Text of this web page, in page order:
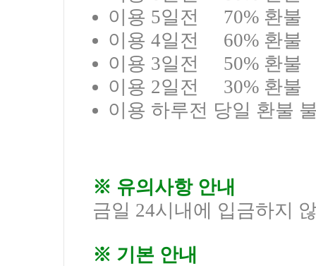
이용 5일전 70% 환불
이용 4일전 60% 환불
이용 3일전 50% 환불
이용 2일전 30% 환불
이용 하루전 당일 환불
※ 유의사항 안내
금일 24시내에 입금하지
※ 기본 안내